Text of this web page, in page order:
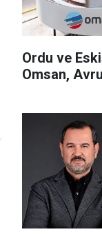
Ordu ve
Omsan,